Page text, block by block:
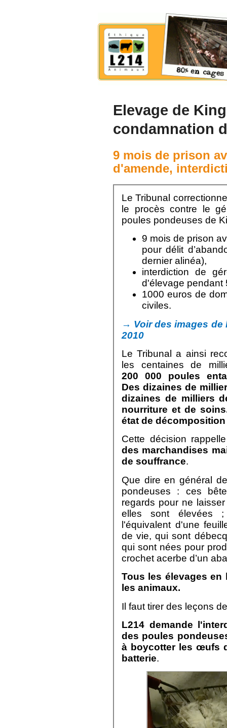
Elevage de
condamnation
9 mois de prison
d'amende,
Le Tribunal
le procès contre le
poules pondeuses de
9 mois de prison
pour délit
dernier alinéa),
interdiction de
d'élevage pendant
1000 euros de
civiles.
→ Voir des images de
2010
Le Tribunal a ainsi
les centaines de
200 000 poules
Des dizaines de
dizaines de milliers
nourriture et de
état de
Cette décision
des marchandises
de souffrance.
Que dire en général
pondeuses : ces
regards pour ne
elles sont élevées
l'équivalent d'une
de vie, qui sont
qui sont nées pour
crochet acerbe d’un
Tous les élevages
les animaux.
Il faut tirer des leçons
L214 demande
des poules
à boycotter les œufs
batterie.